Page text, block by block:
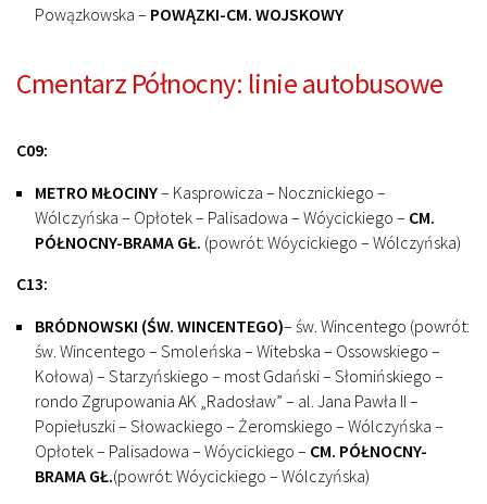
Powązkowska – POWĄZKI-CM. WOJSKOWY
Cmentarz Północny: linie autobusowe
C09:
METRO MŁOCINY– Kasprowicza – Nocznickiego –
Wólczyńska – Opłotek – Palisadowa – Wóycickiego – CM.
PÓŁNOCNY-BRAMA GŁ. (powrót: Wóycickiego – Wólczyńska)
C13:
BRÓDNOWSKI (ŚW. WINCENTEGO)– św. Wincentego (powrót:
św. Wincentego – Smoleńska – Witebska – Ossowskiego –
Kołowa) – Starzyńskiego – most Gdański – Słomińskiego –
rondo Zgrupowania AK „Radosław” – al. Jana Pawła II –
Popiełuszki – Słowackiego – Żeromskiego – Wólczyńska –
Opłotek – Palisadowa – Wóycickiego – CM. PÓŁNOCNY-
BRAMA GŁ.(powrót: Wóycickiego – Wólczyńska)